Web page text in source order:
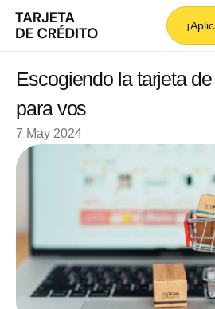
Escogiendo la tarjeta
para vos
7 May 2024